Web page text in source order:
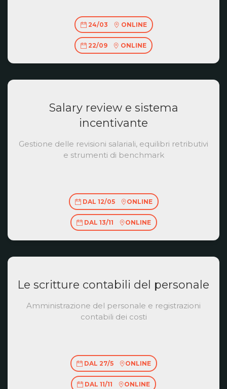
24/03 ONLINE
22/09 ONLINE
Salary review e sistema
incentivante
Gestione delle revisioni salariali, equilibri retributivi
e strumenti di benchmark
DAL 12/05 ONLINE
DAL 13/11 ONLINE
Le scritture contabili del personale
Amministrazione del personale e registrazioni
contabili dei costi
DAL 27/5 ONLINE
DAL 11/11 ONLINE